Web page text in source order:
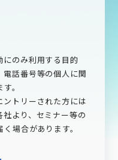
にのみ利用する目的
話番号等の個人に関
。
トリーされた方には
より、セミナー等の
場合があります。